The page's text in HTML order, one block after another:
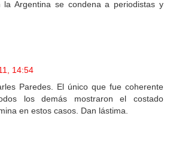
la Argentina se condena a periodistas y
14:54
Paredes. El único que fue coherente
los demás mostraron el costado
en estos casos. Dan lástima.